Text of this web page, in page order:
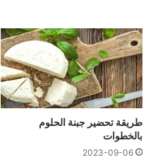
طریقة تحضير جبنة الحلوم
بالخطوات
2023-09-06